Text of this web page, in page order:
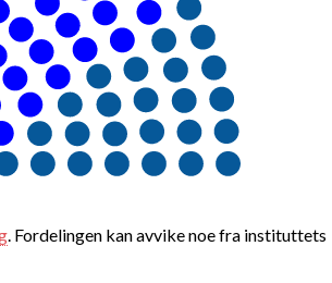
. Fordelingen kan avvike noe fra instituttets